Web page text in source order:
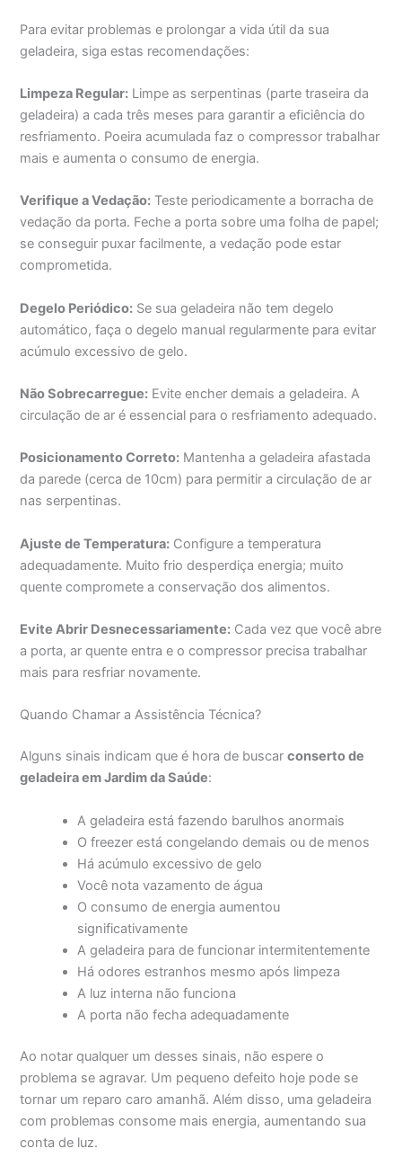
Para evitar problemas e prolongar a vida útil da sua
geladeira, siga estas recomendações:
Limpeza Regular: Limpe as serpentinas (parte traseira da
geladeira) a cada três meses para garantir a eficiência do
resfriamento. Poeira acumulada faz o compressor trabalhar
mais e aumenta o consumo de energia.
Verifique a Vedação: Teste periodicamente a borracha de
vedação da porta. Feche a porta sobre uma folha de papel;
se conseguir puxar facilmente, a vedação pode estar
comprometida.
Degelo Periódico: Se sua geladeira não tem degelo
automático, faça o degelo manual regularmente para evitar
acúmulo excessivo de gelo.
Não Sobrecarregue: Evite encher demais a geladeira. A
circulação de ar é essencial para o resfriamento adequado.
Posicionamento Correto: Mantenha a geladeira afastada
da parede (cerca de 10cm) para permitir a circulação de ar
nas serpentinas.
Ajuste de Temperatura: Configure a temperatura
adequadamente. Muito frio desperdiça energia; muito
quente compromete a conservação dos alimentos.
Evite Abrir Desnecessariamente: Cada vez que você abre
a porta, ar quente entra e o compressor precisa trabalhar
mais para resfriar novamente.
Quando Chamar a Assistência Técnica?
Alguns sinais indicam que é hora de buscarconserto de
geladeira em Jardim da Saúde:
A geladeira está fazendo barulhos anormais
O freezer está congelando demais ou de menos
Há acúmulo excessivo de gelo
Você nota vazamento de água
O consumo de energia aumentou
significativamente
A geladeira para de funcionar intermitentemente
Há odores estranhos mesmo após limpeza
A luz interna não funciona
A porta não fecha adequadamente
Ao notar qualquer um desses sinais, não espere o
problema se agravar. Um pequeno defeito hoje pode se
tornar um reparo caro amanhã. Além disso, uma geladeira
com problemas consome mais energia, aumentando sua
conta de luz.